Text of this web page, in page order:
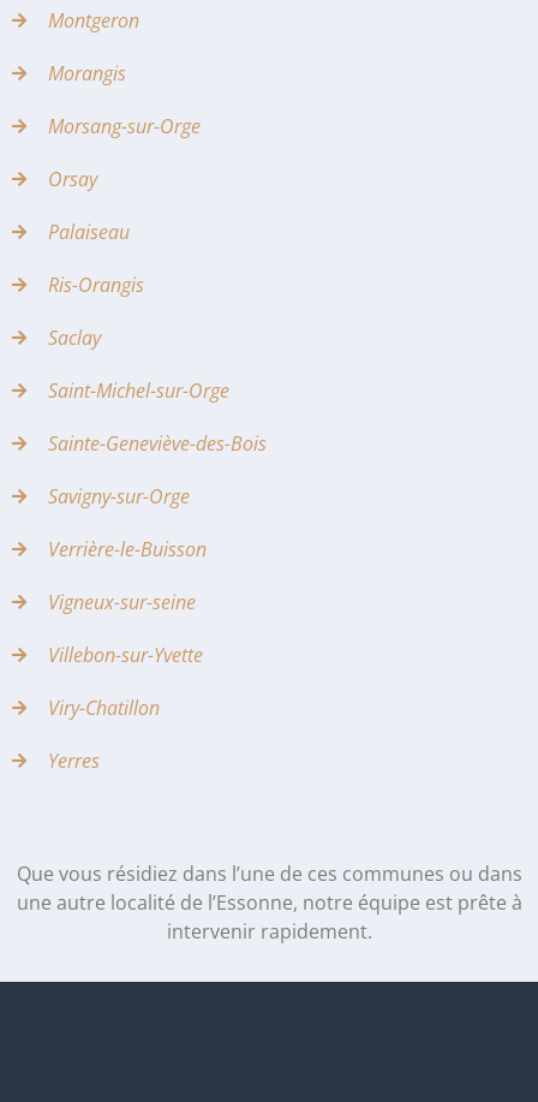
Montgeron
Morangis
Morsang-sur-Orge
Orsay
Palaiseau
Ris-Orangis
Saclay
Saint-Michel-sur-Orge
Sainte-Geneviève-des-Bois
Savigny-sur-Orge
Verrière-le-Buisson
Vigneux-sur-seine
Villebon-sur-Yvette
Viry-Chatillon
Yerres
Que vous résidiez dans l’une de ces communes ou dans
une autre localité de l’Essonne, notre équipe est prête à
intervenir rapidement.